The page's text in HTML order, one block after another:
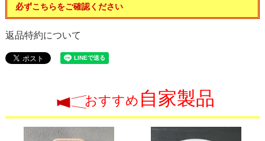
必ずこちらをご確認ください
返品特約について
おすすめ 自家製品